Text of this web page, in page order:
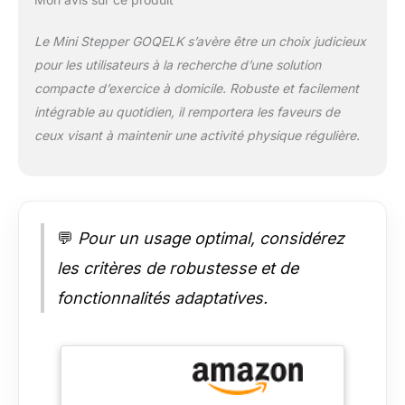
entraînement de
fiable. 【Design peu
encombrant et
portable 】grâce à sa
taille compacte, le
qu'un espace de
0,23 m², ce qui en
home-trainer idéal
】Système
hydraulique avancé
Le Mini Stepper GOQELK s’avère être un choix judicieux
pour les utilisateurs à la recherche d’une solution
compacte d’exercice à domicile. Robuste et facilement
intégrable au quotidien, il remportera les faveurs de
ceux visant à maintenir une activité physique régulière.
💬 Pour un usage optimal, considérez
les critères de robustesse et de
fonctionnalités adaptatives.